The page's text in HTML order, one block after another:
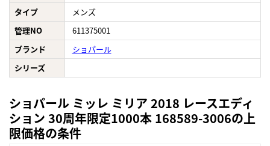
タイプ
メンズ
管理NO
611375001
ブランド
ショパール
シリーズ
ショパール ミッレ ミリア 2018 レースエディ
ション 30周年限定1000本 168589-3006の上
限価格の条件